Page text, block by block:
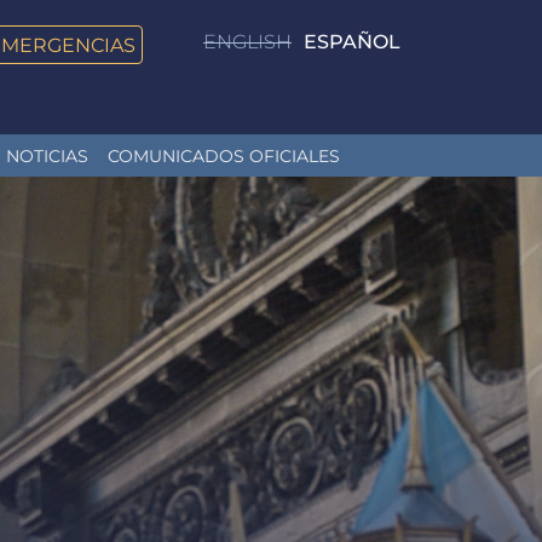
ENGLISH ESPAÑOL
NOTICIAS COMUNICADOS OFICIALES